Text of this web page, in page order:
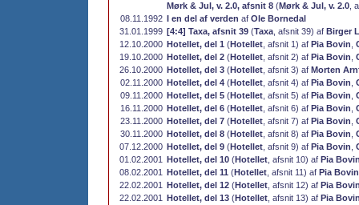
Mørk & Jul, v. 2.0, afsnit 8 (Mørk & Jul, v. 2.0 ,
08.11.1992 I en del af verden af Ole Bornedal
31.01.1999 [4:4] Taxa, afsnit 39 (Taxa , afsnit 39) af Birger
12.10.2000 Hotellet, del 1 (Hotellet , afsnit 1) af Pia Bovin
19.10.2000 Hotellet, del 2 (Hotellet , afsnit 2) af Pia Bovin
26.10.2000 Hotellet, del 3 (Hotellet , afsnit 3) af Morten
02.11.2000 Hotellet, del 4 (Hotellet , afsnit 4) af Pia Bovin
09.11.2000 Hotellet, del 5 (Hotellet , afsnit 5) af Pia Bovin
16.11.2000 Hotellet, del 6 (Hotellet , afsnit 6) af Pia Bovin
23.11.2000 Hotellet, del 7 (Hotellet , afsnit 7) af Pia Bovin
30.11.2000 Hotellet, del 8 (Hotellet , afsnit 8) af Pia Bovin
07.12.2000 Hotellet, del 9 (Hotellet , afsnit 9) af Pia Bovin
01.02.2001 Hotellet, del 10 (Hotellet , afsnit 10) af Pia
08.02.2001 Hotellet, del 11 (Hotellet , afsnit 11) af Pia Bovin
22.02.2001 Hotellet, del 12 (Hotellet , afsnit 12) af Pia
22.02.2001 Hotellet, del 13 (Hotellet , afsnit 13) af Pia